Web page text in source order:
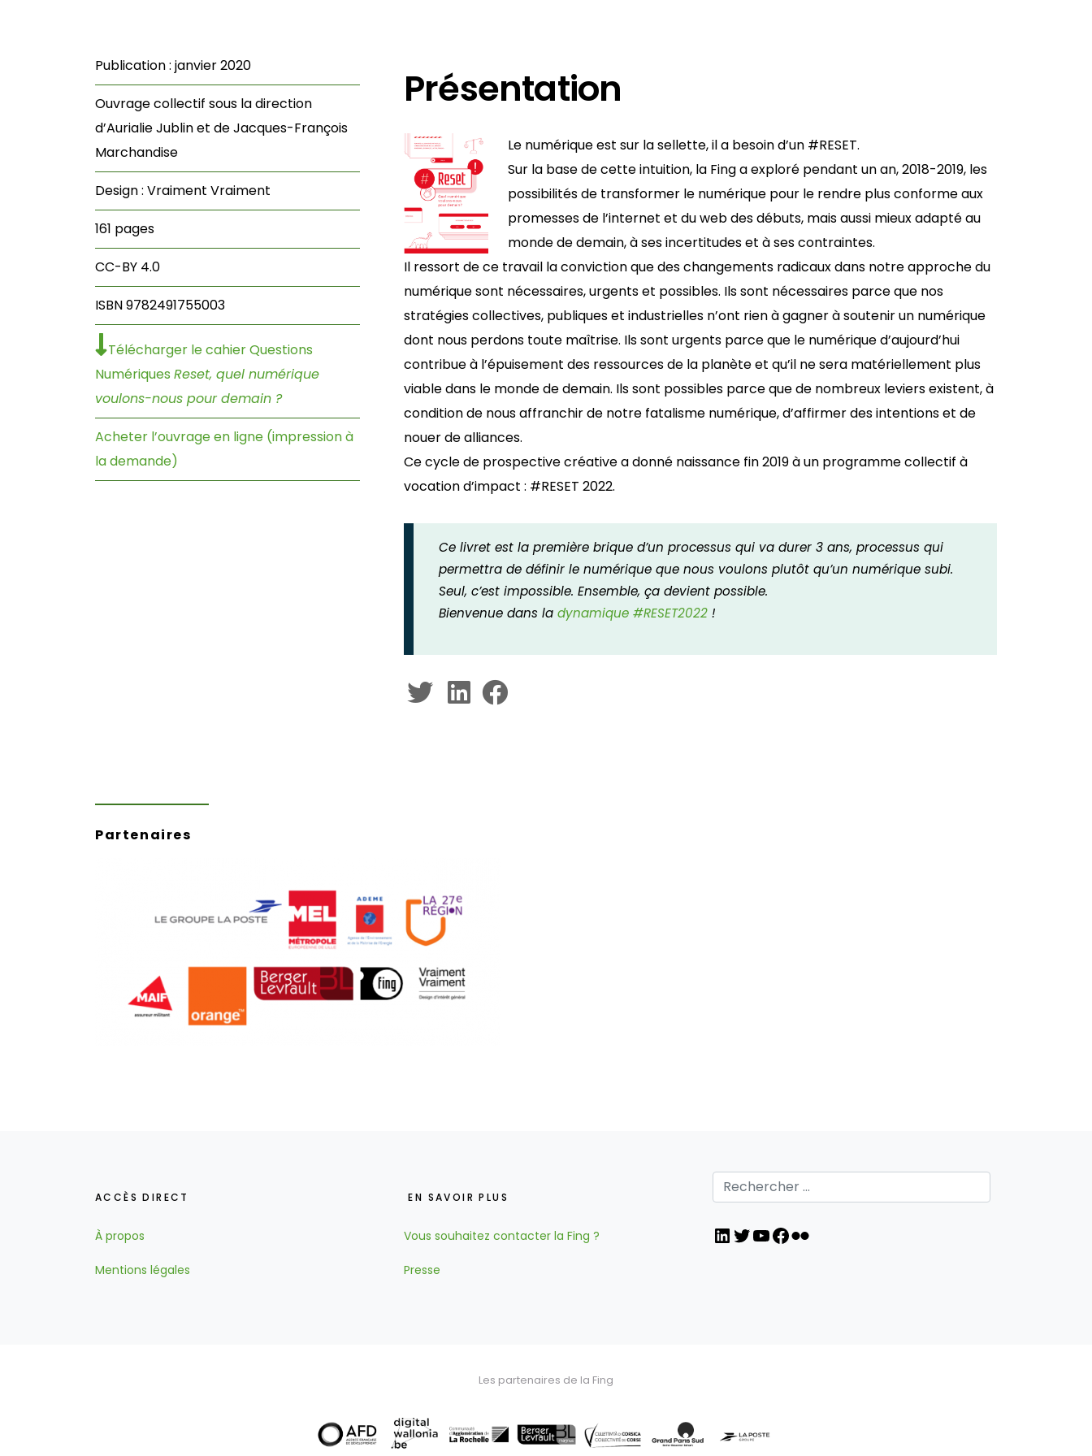
Publication : janvier 2020
Ouvrage collectif sous la direction
d’Aurialie Jublin et de Jacques-François
Marchandise
Design : Vraiment Vraiment
161 pages
CC-BY 4.0
ISBN 9782491755003
Télécharger le cahier Questions
Numériques Reset, quel numérique
voulons-nous pour demain ?
Acheter l’ouvrage en ligne (impression à
la demande)
Présentation
Le numérique est sur la sellette, il a besoin d’un #RESET.
Sur la base de cette intuition, la Fing a exploré pendant un an, 2018-2019, les
possibilités de transformer le numérique pour le rendre plus conforme aux
promesses de l’internet et du web des débuts, mais aussi mieux adapté au
monde de demain, à ses incertitudes et à ses contraintes.
Il ressort de ce travail la conviction que des changements radicaux dans notre approche du
numérique sont nécessaires, urgents et possibles. Ils sont nécessaires parce que nos
stratégies collectives, publiques et industrielles n’ont rien à gagner à soutenir un numérique
dont nous perdons toute maîtrise. Ils sont urgents parce que le numérique d’aujourd’hui
contribue à l’épuisement des ressources de la planète et qu’il ne sera matériellement plus
viable dans le monde de demain. Ils sont possibles parce que de nombreux leviers existent, à
condition de nous affranchir de notre fatalisme numérique, d’affirmer des intentions et de
nouer de alliances.
Ce cycle de prospective créative a donné naissance fin 2019 à un programme collectif à
vocation d’impact : #RESET 2022.
Ce livret est la première brique d’un processus qui va durer 3 ans, processus qui
permettra de définir le numérique que nous voulons plutôt qu’un numérique subi.
Seul, c’est impossible. Ensemble, ça devient possible.
Bienvenue dans la dynamique #RESET2022!
Partenaires
ACCÈS DIRECT
À propos
Mentions légales
EN SAVOIR PLUS
Vous souhaitez contacter la Fing ?
Presse
LinkedIn
Twitter
YouTube
Facebook
Flickr
Les partenaires de la Fing